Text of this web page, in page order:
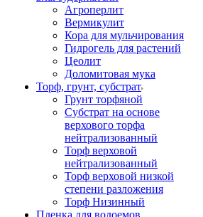
Агроперлит
Вермикулит
Кора для мульчирования
Гидрогель для растений
Цеолит
Доломитовая мука
Торф, грунт, субстрат
Грунт торфяной
Субстрат на основе
верхового торфа
нейтрализованный
Торф верховой
нейтрализованный
Торф верховой низкой
степени разложения
Торф Низинный
Пленка для водоемов